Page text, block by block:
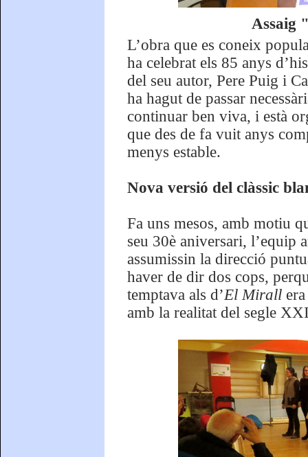
Assaig
L’obra que es coneix
ha celebrat els 85 anys
del seu autor, Pere Puig i
ha hagut de passar
continuar ben viva, i està
que des de fa vuit anys
menys estable.
Nova versió del clàssic
Fa uns mesos, amb motiu
seu 30è aniversari, l’equip
assumissin la direcció
haver de dir dos cops,
temptava als d’El Mirall
amb la realitat del segle